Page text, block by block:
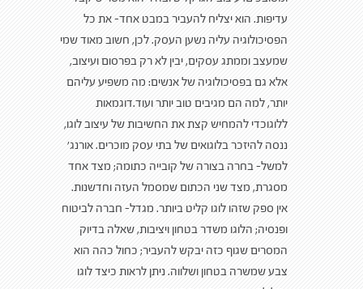
עדיפות. הוא יצליח להעביר במבט אחד- את כל
הפסיכולוגיה עליה נשען העסק. לכן, חשוב מאוד שמי
שמעצב וממתג עסקים, יבין לא רק בפרסום ועיצוב,
אלא גם בפסיכולוגיה של אנשים: מה משפיע עליהם
יותר, למה הם מגיבים טוב יותר ועוד.דוגמאות
ללוגוכדי להמחיש קצת את החשיבות של עיצוב לוגו,
ננסה להיזכר בלוגואים של בתי עסק מוכרים. אורנג'
למשל- בחרה בצורה של קובייה כתומה; מצד אחד
מסגרת, מצד שני הכתום שמסמל העזה וחדשנות.
אין ספק שזהו לוגו קליט ביותר. מגדל- חברה לביטוח
ופנסיה; הלוגו משדר בטחון ויציבות, שאלה בדיוק
המסרים שגוף כזה יבקש להעביר; כחול כהה הוא
צבע שמשרה בטחון ושלווה. ניתן לראות כיצד לוגו